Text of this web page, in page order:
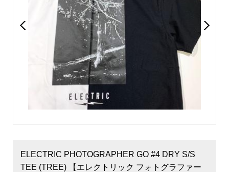
ELECTRIC PHOTOGRAPHER GO #4 DRY S/S
TEE (TREE) 【エレクトリック フォトグラファー